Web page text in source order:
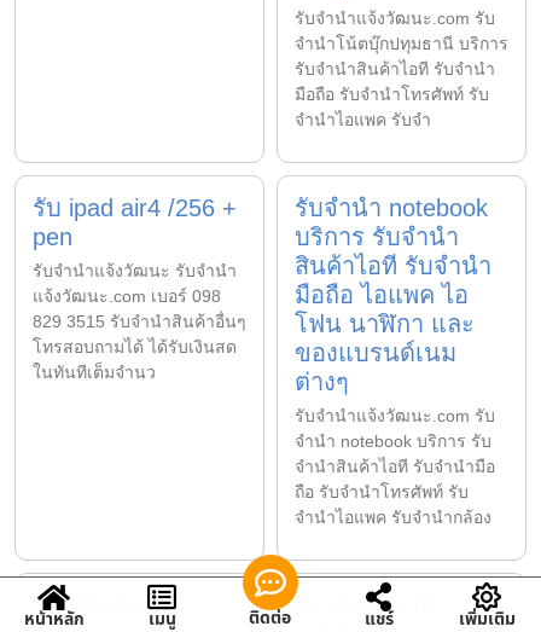
รับจํานําแจ้งวัฒนะ.com รับ
จำนำโน้ตบุ๊กปทุมธานี บริการ
รับจำนำสินค้าไอที รับจำนำ
มือถือ รับจำนำโทรศัพท์ รับ
จำนำไอแพค รับจำ
รับ ipad air4 /256 +
pen
รับจํานําแจ้งวัฒนะ รับจํานํา
แจ้งวัฒนะ.com เบอร์ 098
829 3515 รับจำนำสินค้าอื่นๆ
โทรสอบถามได้ ได้รับเงินสด
ในทันทีเต็มจำนว
รับจำนำ notebook
บริการ รับจำนำ
สินค้าไอที รับจำนำ
มือถือ ไอแพค ไอ
โฟน นาฬิกา และ
ของแบรนด์เนม
ต่างๆ
รับจํานําแจ้งวัฒนะ.com รับ
จำนำ notebook บริการ รับ
จำนำสินค้าไอที รับจำนำมือ
ถือ รับจำนำโทรศัพท์ รับ
จำนำไอแพค รับจำนำกล้อง
รับ iphone 13
รับ iphone 15
หน้าหลัก เมนู ติดต่อ แชร์ เพิ่มเติม